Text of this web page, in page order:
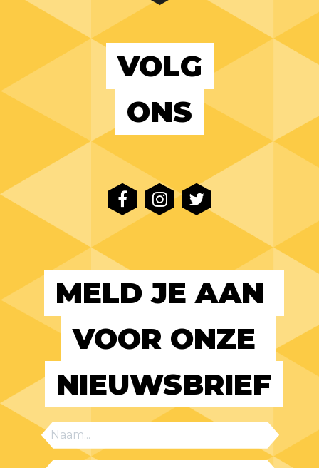
VOLG
ONS
MELD JE AAN
VOOR ONZE
NIEUWSBRIEF